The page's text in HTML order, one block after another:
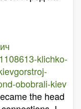
klichko-
obobrali-kiev
the head